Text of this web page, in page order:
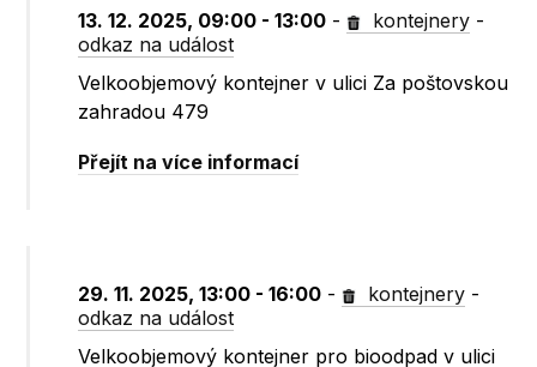
13. 12. 2025, 09:00 - 13:00 - kontejnery -
odkaz na událost
Velkoobjemový kontejner v ulici Za poštovskou
zahradou 479
Přejít na více informací
29. 11. 2025, 13:00 - 16:00 - kontejnery -
odkaz na událost
Velkoobjemový kontejner pro bioodpad v ulici